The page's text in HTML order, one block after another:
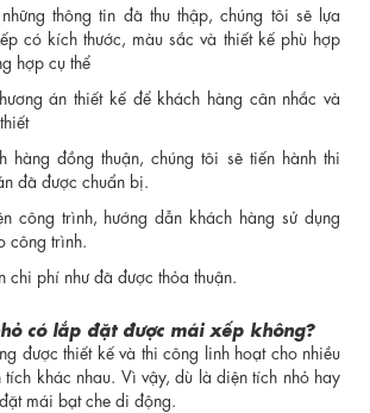
thông tin đã thu thập, chúng tôi sẽ lựa
có kích thước, màu sắc và thiết kế phù hợp
hợp cụ thể
án thiết kế để khách hàng cân nhắc và
hàng đồng thuận, chúng tôi sẽ tiến hành thi
đã được chuẩn bị.
công trình, hướng dẫn khách hàng sử dụng
công trình.
chi phí như đã được thỏa thuận.
có lắp đặt được mái xếp không?
được thiết kế và thi công linh hoạt cho nhiều
khác nhau. Vì vậy, dù là diện tích nhỏ hay
mái bạt che di động.